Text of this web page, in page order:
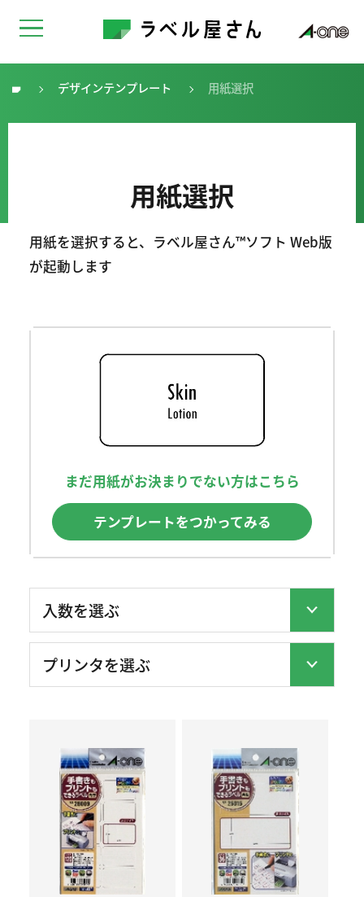
トップ デザインテンプレート 用紙選択
用紙選択
用紙を選択すると、ラベル屋さん™ソフト Web版
が起動します
まだ用紙がお決まりでない方はこちら
テンプレートをつかってみる